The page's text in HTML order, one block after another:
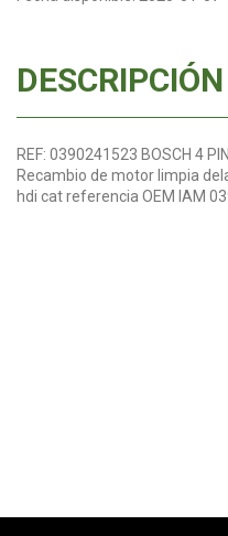
DESCRIPCIÓN
REF: 0390241523 BOSCH 4
Recambio de motor limpia
hdi cat referencia OEM IAM